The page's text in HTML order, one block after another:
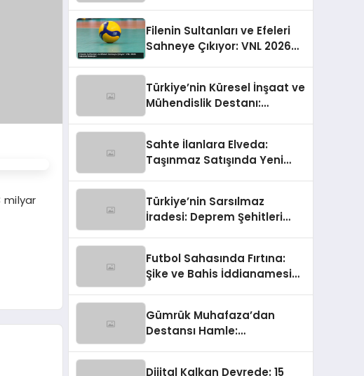
milyar
Filenin Sultanları ve Efeleri
Sahneye Çıkıyor: VNL 2026
Türkiye’nin Küresel İnşaat ve
Mühendislik Destanı:
Sahte İlanlara Elveda:
Taşınmaz Satışında Yeni
Türkiye’nin Sarsılmaz
İradesi: Deprem Şehitleri
Futbol Sahasında Fırtına:
Şike ve Bahis İddianamesi
Gümrük Muhafaza’dan
Destansı Hamle:
Dijital Kalkan Devrede: 15